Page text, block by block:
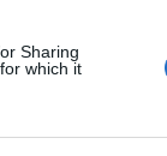
Sharing
which it
in cui come